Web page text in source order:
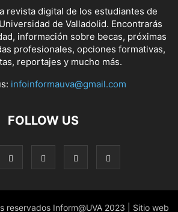
revista digital de los estudiantes de
de Valladolid. Encontrarás
información sobre becas, próximas
profesionales, opciones formativas,
reportajes y mucho más.
infoinformauva@gmail.com
FOLLOW US
reservados Inform@UVA 2023 | Sitio web